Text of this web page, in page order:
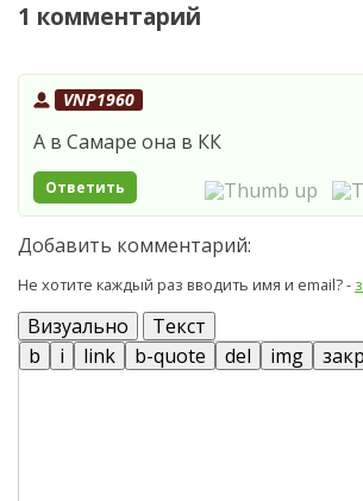
1 комментарий
VNP1960
А в Самаре она в КК
Ответить
Добавить комментарий:
Не хотите каждый раз вводить имя и email? -
Визуально Текст